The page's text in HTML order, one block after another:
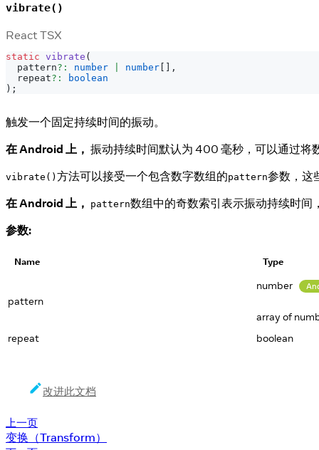
vibrate()
React TSX
static vibrate (
  pattern
? : number number
,
  repeat
? :
boolean
) ;
触发一个固定持续时间的振动。
在 Android 上， 振动持续时间默认为 400 毫秒，可以通过将
vibrate() 方法可以接受一个包含数字数组的pattern参数，这
在 Android 上，
pattern数组中的奇数索引表示振动持续时间
参数:
Name Type
pattern
number
array of
repeat
boolean
改进此文档
上一页
变换（Transform）